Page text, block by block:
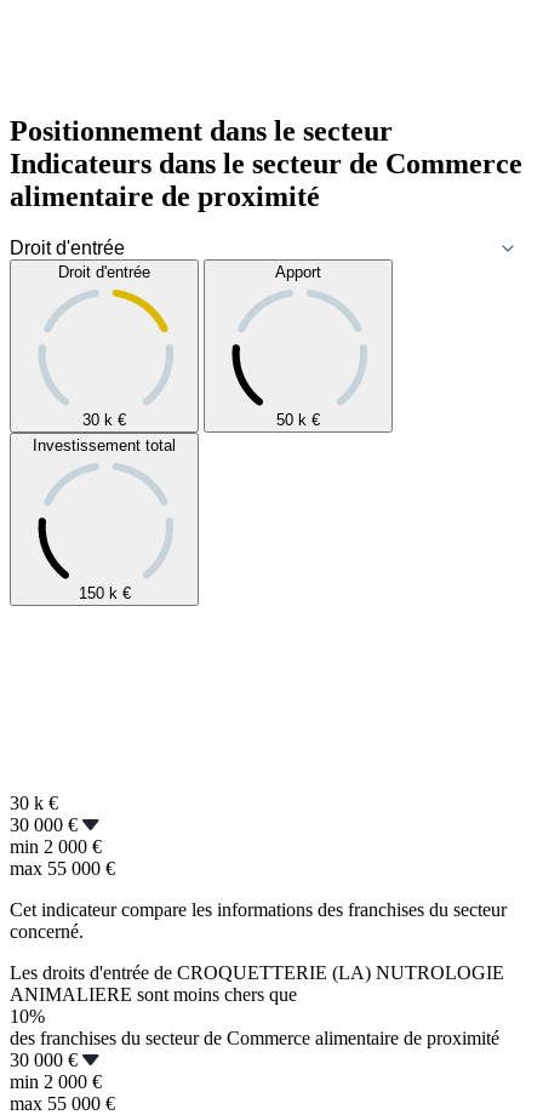
Positionnement dans le secteur
Indicateurs dans le secteur de Commerce
alimentaire de proximité
Droit d'entrée
30 k €
Apport
50 k €
Investissement total
150 k €
30 k €
30 000 €
min 2 000 €
max 55 000 €
Cet indicateur compare les informations des franchises du secteur
concerné.
Les droits d'entrée de CROQUETTERIE (LA) NUTROLOGIE
ANIMALIERE sont moins chers que
10%
des franchises du secteur de Commerce alimentaire de proximité
30 000 €
min 2 000 €
max 55 000 €